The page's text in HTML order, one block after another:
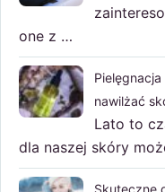
one z …
nawilżać
Lato to
dla naszej skóry